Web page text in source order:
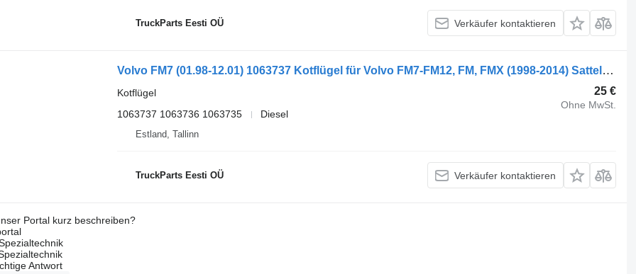
TruckParts Eesti OÜ Verkäufer kontaktieren
Volvo FM7 (01.98-12.01) 1063737 Kotflügel für Volvo FM7-FM12, FM, FMX (1998-2014) Sattelzugmaschine
25 €
Ohne MwSt.
Kotflügel
1063737 1063736 1063735
Diesel
Estland, Tallinn
TruckParts Eesti OÜ Verkäufer kontaktieren
Portal kurz beschreiben?
Antwort